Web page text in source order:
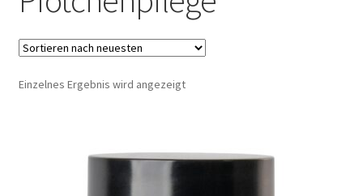
Einzelnes Ergebnis wird angezeigt